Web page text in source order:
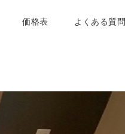
価格表 よくある質問